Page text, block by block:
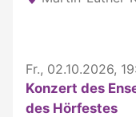
Fr., 02.10.2026,
Konzert des
des Hörfestes